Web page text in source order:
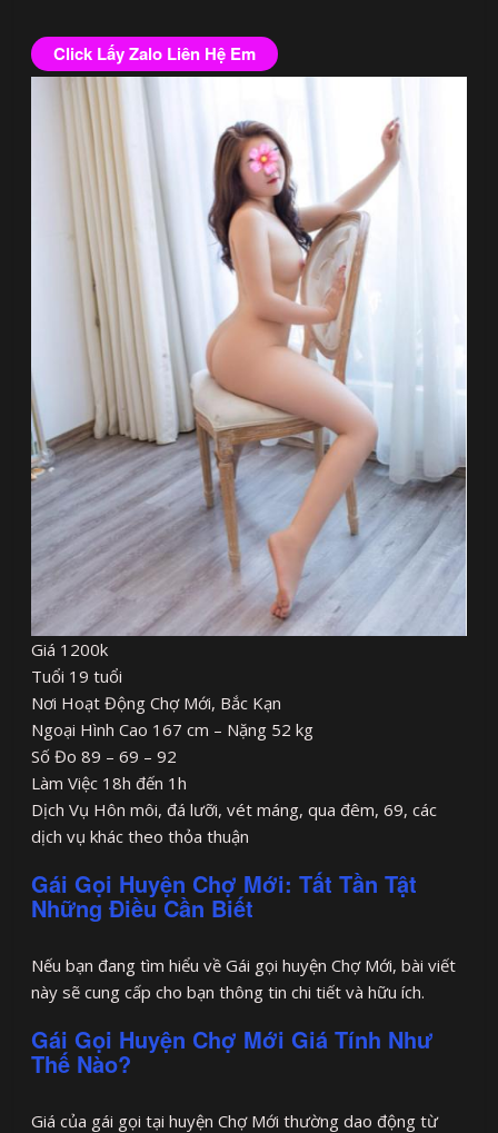
Click Lấy Zalo Liên Hệ Em
Giá 1200k
Tuổi 19 tuổi
Nơi Hoạt Động Chợ Mới, Bắc Kạn
Ngoại Hình Cao 167 cm – Nặng 52 kg
Số Đo 89 – 69 – 92
Làm Việc 18h đến 1h
Dịch Vụ Hôn môi, đá lưỡi, vét máng, qua đêm, 69, các
dịch vụ khác theo thỏa thuận
Gái Gọi Huyện Chợ Mới: Tất Tần Tật
Những Điều Cần Biết
Nếu bạn đang tìm hiểu về Gái gọi huyện Chợ Mới, bài viết
này sẽ cung cấp cho bạn thông tin chi tiết và hữu ích.
Gái Gọi Huyện Chợ Mới Giá Tính Như
Thế Nào?
Giá của gái gọi tại huyện Chợ Mới thường dao động từ